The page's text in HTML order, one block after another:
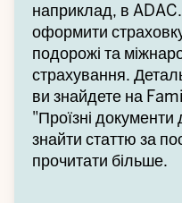
наприклад, в
оформити
подорожі та
страхування.
ви знайдете на
"Проїзні
знайти статтю за
прочитати більше.